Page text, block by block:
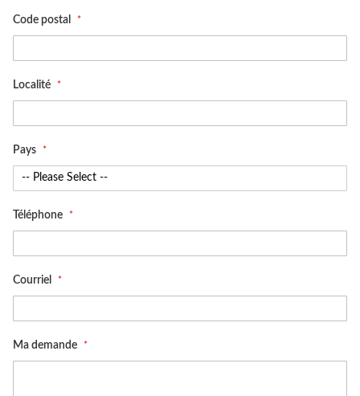
Code postal
Localité
Pays
Téléphone
Courriel
Ma demande